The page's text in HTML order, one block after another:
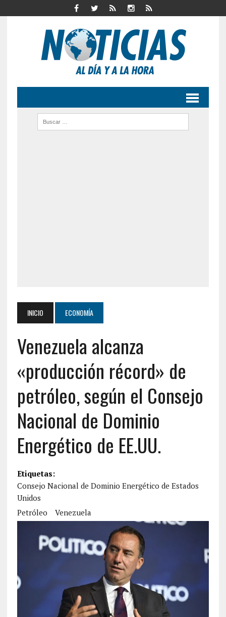
INICIO ECONOMÍA
Venezuela alcanza
«producción récord» de
petróleo, según el Consejo
Nacional de Dominio
Energético de EE.UU.
Etiquetas:
Consejo Nacional de Dominio Energético de Estados
Unidos
Petróleo
Venezuela